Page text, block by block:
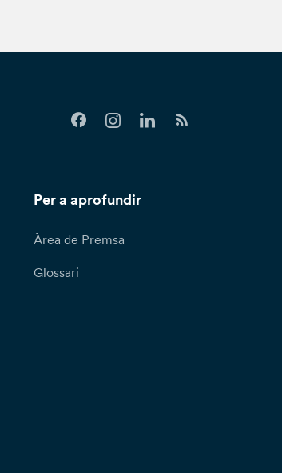
Per a aprofundir
Àrea de Premsa
Glossari